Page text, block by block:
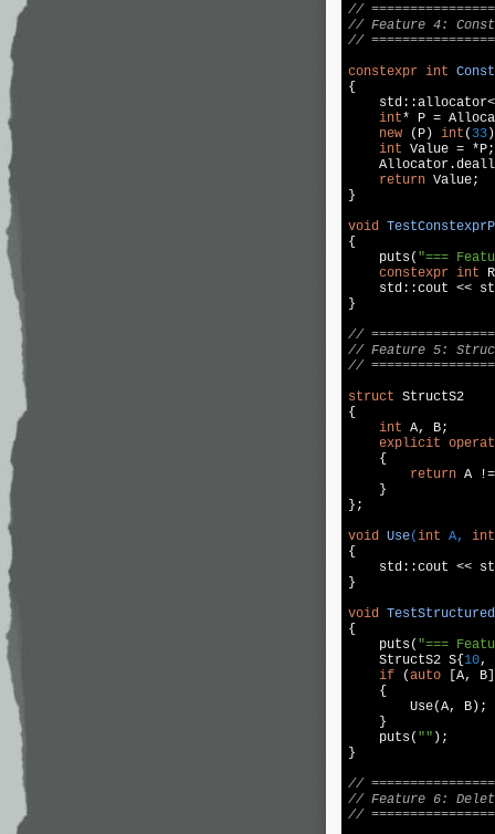
//
// Feature 4:
//
constexpr int
{
std ::allocator<
int* P =
new (P) int ( 33
int Value = *P;
return Value;
}
void
{
puts( "===
constexpr int
std ::cout <<
}
//
// Feature 5:
//
struct StructS2
{
int A, B;
explicit
{
return A
    }
};
void
Use(int A, int
{
std ::cout <<
}
void
{
puts( "===
    StructS2 S{
10,
if (auto [A,
    {
        Use(A, B);
    }
puts( "" );
}
//
// Feature 6:
//